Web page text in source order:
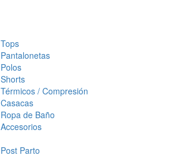
Tops
Pantalonetas
Polos
Shorts
Térmicos / Compresión
Casacas
Ropa de Baño
Accesorios
Post Parto